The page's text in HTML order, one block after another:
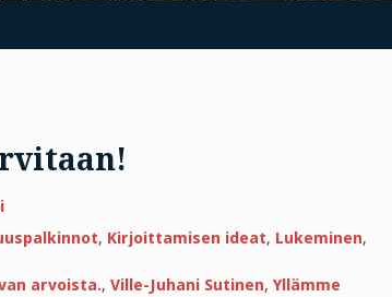
artikkeliin
kirjallisuutta
tarvitaan!
, Kirjoittamisen ideat, Lukeminen,
arvoista., Ville-Juhani Sutinen, Yllämme